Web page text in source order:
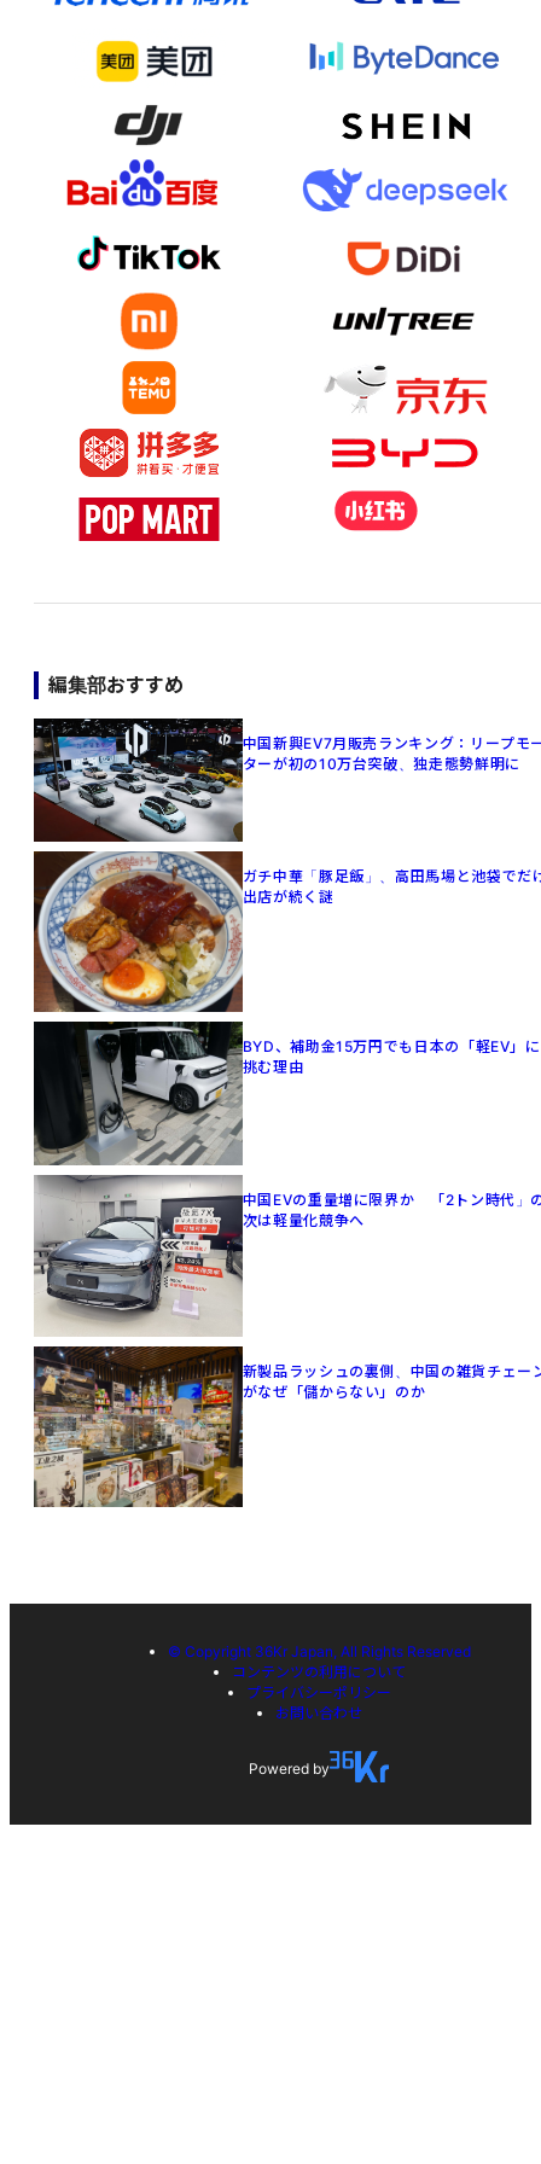
編集部おすすめ
中国新興EV7月販売ランキング：リープモ
ターが初の10万台突破、独走態勢鮮明に
ガチ中華「豚足飯」、高田馬場と池袋でだ
出店が続く謎
BYD、補助金15万円でも日本の「軽EV」に
挑む理由
中国EVの重量増に限界か 「2トン時代」
次は軽量化競争へ
新製品ラッシュの裏側、中国の雑貨チェー
がなぜ「儲からない」のか
© Copyright 36Kr Japan, All Rights Reserved
コンテンツの利用について
プライバシーポリシー
お問い合わせ
Powered by